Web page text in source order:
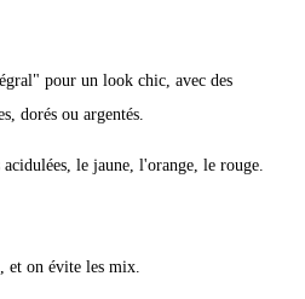
pour un look chic, avec des
dorés ou argentés.
le jaune, l'orange, le rouge.
et on évite les mix.